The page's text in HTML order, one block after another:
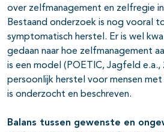
over zelfmanagement en zelfregie
Bestaand onderzoek is nog vooral
symptomatisch herstel. Er is wel
gedaan naar hoe zelfmanagement
is een model (POETIC, Jagfeld e.a.,
persoonlijk herstel voor mensen
is onderzocht en beschreven.
Balans tussen gewenste en